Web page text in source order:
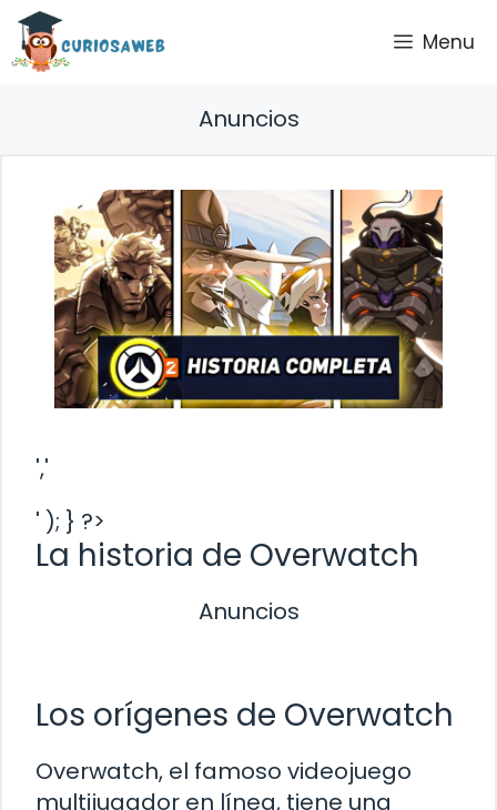
Saltar
contenido
Menu
Anuncios
','
' ); } ?>
La historia de Overwatch
Anuncios
Los orígenes de Overwatch
Overwatch, el famoso videojuego
multijugador en línea, tiene una